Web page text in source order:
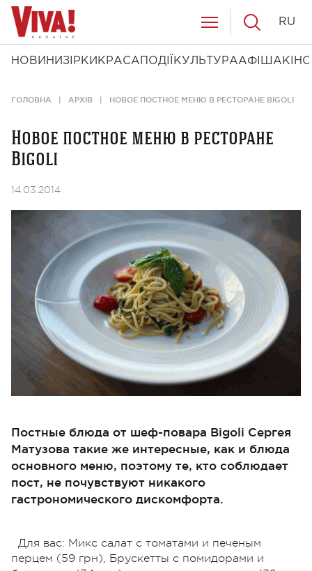
НОВИНИ ЗІРКИ КРАСА ПОДІЇ КУЛЬТУРААФІША КІНО
RU
ГОЛОВНА АРХІВ НОВОЕ ПОСТНОЕ МЕНЮ В РЕСТОРАНЕ BIGOLI
Новое постное меню в ресторане
Bigoli
14.03.2014
Постные блюда от шеф-повара Bigoli Сергея
Матузова такие же интересные, как и блюда
основного меню, поэтому те, кто соблюдает
пост, не почувствуют никакого
гастрономического дискомфорта.
Для вас: Микс салат с томатами и печеным
перцем (59 грн), Брускетты с помидорами и